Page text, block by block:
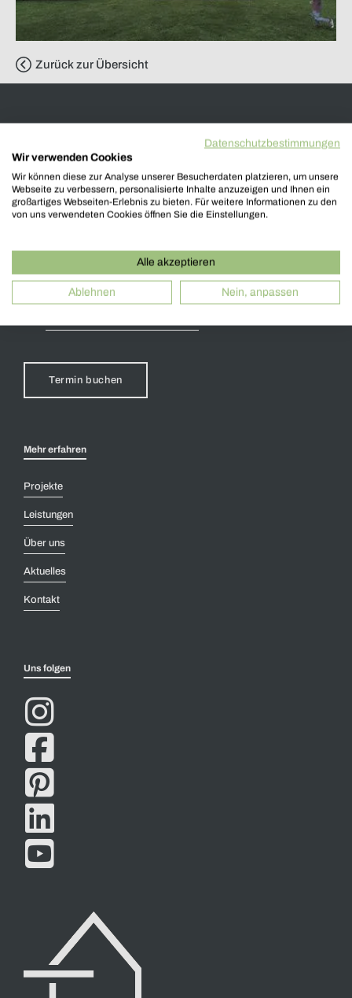
Zurück zur Übersicht
Vertreten durch:
Henning Többen M.A. (Arch.) BDB
+49 2573 - 979 00 0
Termin buchen
Mehr erfahren
Projekte
Leistungen
Über uns
Aktuelles
Kontakt
Uns folgen





Datenschutzbestimmungen
Wir verwenden Cookies
Wir können diese zur Analyse unserer Besucherdaten platzieren, um unsere
Webseite zu verbessern, personalisierte Inhalte anzuzeigen und Ihnen ein
großartiges Webseiten-Erlebnis zu bieten. Für weitere Informationen zu den
von uns verwendeten Cookies öffnen Sie die Einstellungen.
Alle akzeptieren
Ablehnen Nein, anpassen